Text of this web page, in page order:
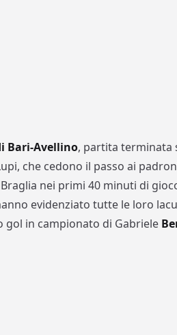
Bari-Avellino, partita
che cedono il passo ai
nei primi 40 minuti di
evidenziato tutte le loro
in campionato di Gabriele